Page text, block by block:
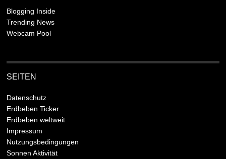
Blogging Inside
Trending News
Webcam Pool
SEITEN
Datenschutz
Erdbeben Ticker
Erdbeben weltweit
Impressum
Nutzungsbedingungen
Sonnen Aktivität